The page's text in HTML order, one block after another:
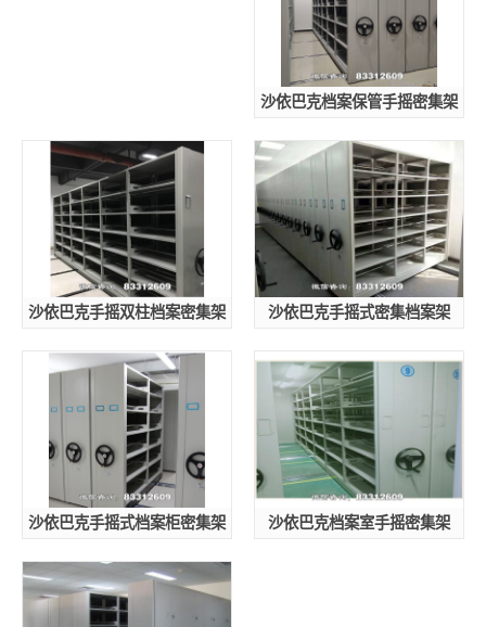
沙依巴克档案保管手摇密集架
沙依巴克手摇双柱档案密集架 沙依巴克手摇式密集档案架
沙依巴克手摇式档案柜密集架 沙依巴克档案室手摇密集架